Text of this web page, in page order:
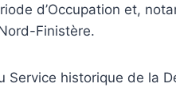
d’Occupation et,
Finistère.
historique de la